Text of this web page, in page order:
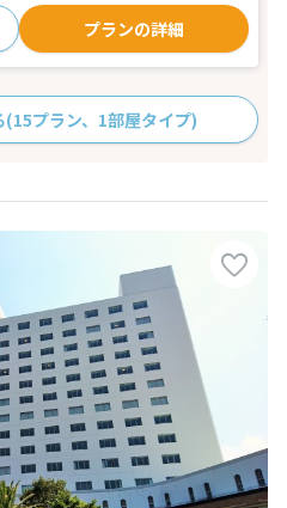
プランの詳細
(15プラン、1部屋タイプ)